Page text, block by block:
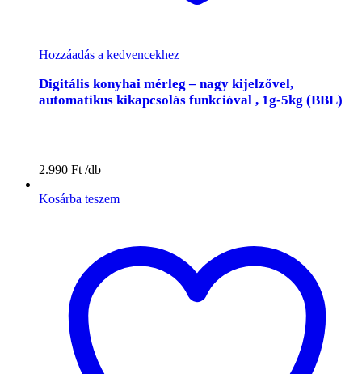
Hozzáadás a kedvencekhez
Digitális konyhai mérleg – nagy kijelzővel,
automatikus kikapcsolás funkcióval , 1g-5kg (BBL)
2.990 Ft
Kosárba teszem